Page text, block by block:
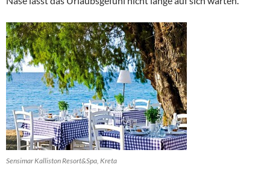
Sensimar Kalliston Resort&Spa, Kreta